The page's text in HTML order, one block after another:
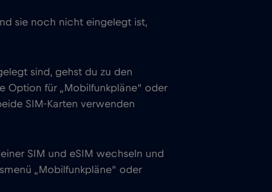
sie noch nicht eingelegt ist,
sind, gehst du zu den
Option für „Mobilfunkpläne“ oder
SIM-Karten verwenden
SIM und eSIM wechseln und
„Mobilfunkpläne“ oder